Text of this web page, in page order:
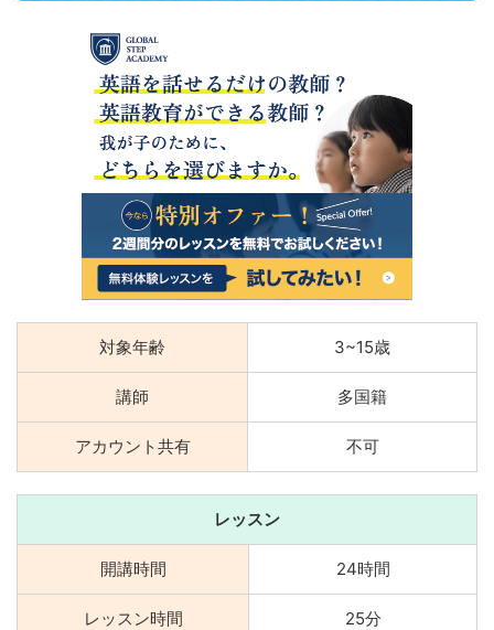
対象年齢 3~15歳
講師 多国籍
アカウント共有 不可
レッスン
開講時間 24時間
レッスン時間 25分